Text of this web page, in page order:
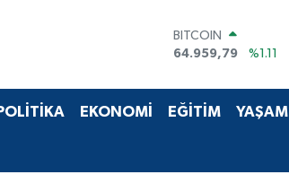
64.959,79
DOLAR
55,2510
STERLİN
6660.55
%0.03
EKONOMİ EĞİTİM YAŞAM